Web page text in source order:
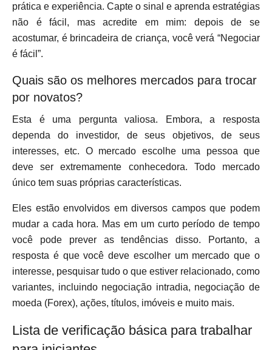
prática e experiência. Capte o sinal e aprenda estratégias
não é fácil, mas acredite em mim: depois de se
acostumar, é brincadeira de criança, você verá “Negociar
é fácil”.
Quais são os melhores mercados para trocar
por novatos?
Esta é uma pergunta valiosa. Embora, a resposta
dependa do investidor, de seus objetivos, de seus
interesses, etc. O mercado escolhe uma pessoa que
deve ser extremamente conhecedora. Todo mercado
único tem suas próprias características.
Eles estão envolvidos em diversos campos que podem
mudar a cada hora. Mas em um curto período de tempo
você pode prever as tendências disso. Portanto, a
resposta é que você deve escolher um mercado que o
interesse, pesquisar tudo o que estiver relacionado, como
variantes, incluindo negociação intradia, negociação de
moeda (Forex), ações, títulos, imóveis e muito mais.
Lista de verificação básica para trabalhar